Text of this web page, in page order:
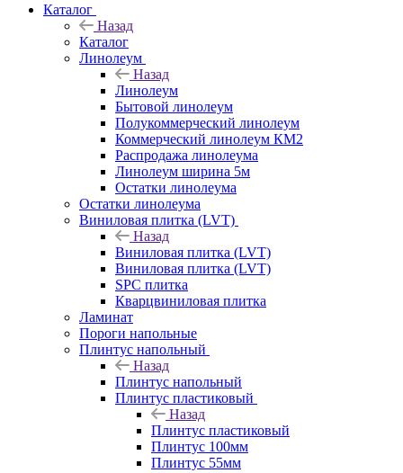
Каталог
Назад
Каталог
Линолеум
Назад
Линолеум
Бытовой линолеум
Полукоммерческий линолеум
Коммерческий линолеум КМ2
Распродажа линолеума
Линолеум ширина 5м
Остатки линолеума
Остатки линолеума
Виниловая плитка (LVT)
Назад
Виниловая плитка (LVT)
Виниловая плитка (LVT)
SPC плитка
Кварцвиниловая плитка
Ламинат
Пороги напольные
Плинтус напольный
Назад
Плинтус напольный
Плинтус пластиковый
Назад
Плинтус пластиковый
Плинтус 100мм
Плинтус 55мм